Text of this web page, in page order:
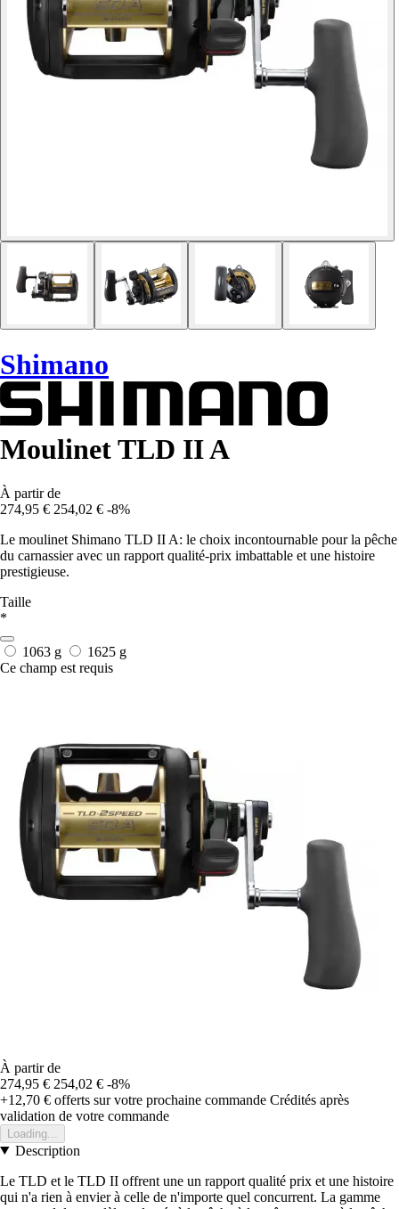
Shimano
Moulinet TLD II A
À partir de
274,95 € 254,02 € -8%
Le moulinet Shimano TLD II A: le choix incontournable pour la pêche
du carnassier avec un rapport qualité-prix imbattable et une histoire
prestigieuse.
Taille
*
1063 g
1625 g
Ce champ est requis
À partir de
274,95 € 254,02 € -8%
+12,70 € offerts sur votre prochaine commande Crédités après
validation de votre commande
Loading...
Description
Le TLD et le TLD II offrent une un rapport qualité prix et une histoire
qui n'a rien à envier à celle de n'importe quel concurrent. La gamme